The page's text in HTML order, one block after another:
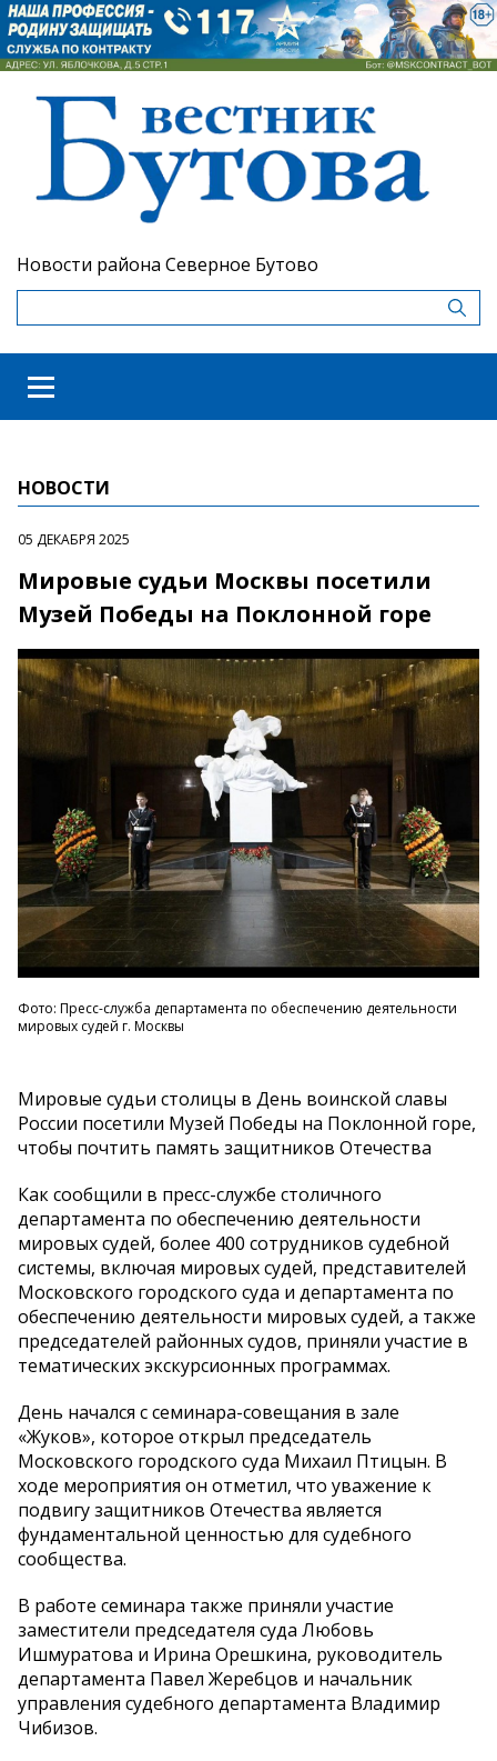
Новости района Северное Бутово
НОВОСТИ
05 ДЕКАБРЯ 2025
Мировые судьи Москвы посетили
Музей Победы на Поклонной горе
Фото: Пресс-служба департамента по обеспечению деятельности
мировых судей г. Москвы
Мировые судьи столицы в День воинской славы
России посетили Музей Победы на Поклонной горе,
чтобы почтить память защитников Отечества
Как сообщили в пресс-службе столичного
департамента по обеспечению деятельности
мировых судей, более 400 сотрудников судебной
системы, включая мировых судей, представителей
Московского городского суда и департамента по
обеспечению деятельности мировых судей, а также
председателей районных судов, приняли участие в
тематических экскурсионных программах.
День начался с семинара-совещания в зале
«Жуков», которое открыл председатель
Московского городского суда Михаил Птицын. В
ходе мероприятия он отметил, что уважение к
подвигу защитников Отечества является
фундаментальной ценностью для судебного
сообщества.
В работе семинара также приняли участие
заместители председателя суда Любовь
Ишмуратова и Ирина Орешкина, руководитель
департамента Павел Жеребцов и начальник
управления судебного департамента Владимир
Чибизов.